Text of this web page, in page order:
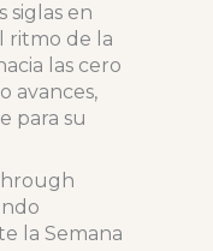
siglas en
ritmo de la
las cero
avances,
para su
la Semana